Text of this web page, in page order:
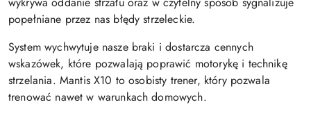
popełniane przez nas błędy strzeleckie.
System wychwytuje nasze braki i dostarcza cennych
wskazówek, które pozwalają poprawić motorykę i technikę
strzelania. Mantis X10 to osobisty trener, który pozwala
trenować nawet w warunkach domowych.